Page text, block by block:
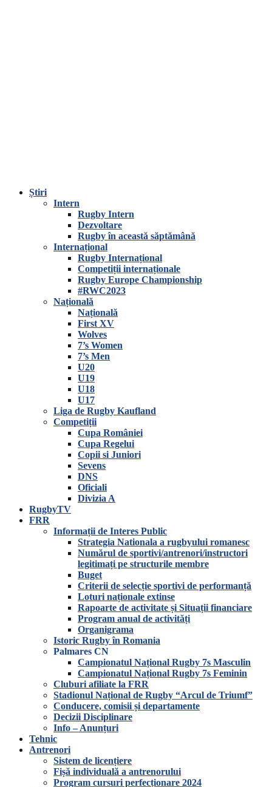
Știri
Intern
Rugby Intern
Dezvoltare
Rugby în această săptămână
Internațional
Rugby Internațional
Competiții internaționale
Rugby Europe Championship
#RWC2023
Națională
Națională
First XV
Wolves
7’s Women
7’s Men
U20
U19
U18
U17
Liga de Rugby Kaufland
Competiții
Cupa României
Cupa Regelui
Copii si Juniori
Sevens
DNS
Oficiali
Divizia A
RugbyTV
FRR
Informații de Interes Public
Strategia Nationala a rugbyului romanesc
Numărul de sportivi/antrenori/instructori
legitimați pe structurile membre
Buget
Criterii de selecție sportivi de performanță
Loturi naționale extinse
Rapoarte de activitate și Situații financiare
Program anual de activități
Organigrama
Istoric Rugby în Romania
Palmares CN
Campionatul Național Rugby 7s Masculin
Campionatul Național Rugby 7s Feminin
Cluburi afiliate la FRR
Stadionul Național de Rugby “Arcul de Triumf”
Conducere, comisii și departamente
Decizii Disciplinare
Info – Anunțuri
Tehnic
Antrenori
Sistem de licențiere
Fișă individuală a antrenorului
Program cursuri perfecționare 2024